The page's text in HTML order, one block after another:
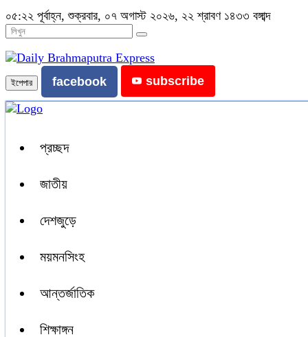
০৫:২২ পূর্বাহ্ন, শুক্রবার, ০৭ অগাস্ট ২০২৬, ২২ শ্রাবণ ১৪৩৩ বঙ্গাব্দ
ইপেপার facebook subscribe
প্রচ্ছদ
জাতীয়
দেশজুড়ে
ময়মনসিংহ
আন্তর্জাতিক
শিক্ষাঙ্গন